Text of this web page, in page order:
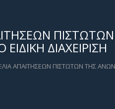
ΔΙΑΧΕΙΡΙΣΗ
ΑΠΑΙΤΗΣΕΩΝ ΠΙΣΤΩΤΩΝ ΤΗΣ